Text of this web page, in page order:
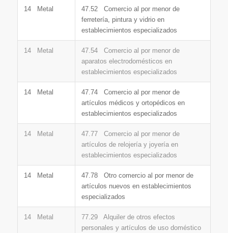
14 Metal
47.52 Comercio al por menor de
ferretería, pintura y vidrio en
establecimientos especializados
14 Metal
47.54 Comercio al por menor de
aparatos electrodomésticos en
establecimientos especializados
14 Metal
47.74 Comercio al por menor de
artículos médicos y ortopédicos en
establecimientos especializados
14 Metal
47.77 Comercio al por menor de
artículos de relojería y joyería en
establecimientos especializados
14 Metal
47.78 Otro comercio al por menor de
artículos nuevos en establecimientos
especializados
14 Metal
77.29 Alquiler de otros efectos
personales y artículos de uso doméstico